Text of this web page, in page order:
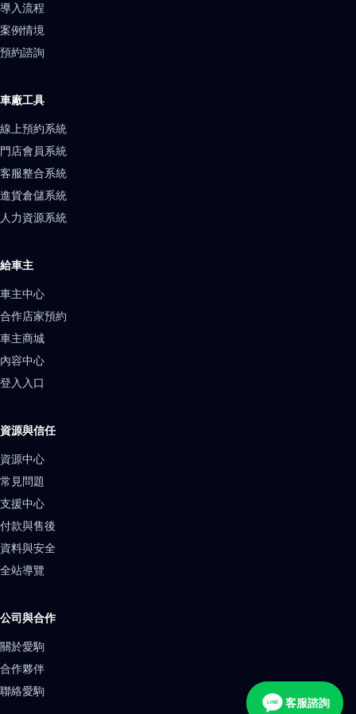
導入流程
案例情境
預約諮詢
車廠工具
線上預約系統
門店會員系統
客服整合系統
進貨倉儲系統
人力資源系統
給車主
車主中心
合作店家預約
車主商城
內容中心
登入入口
資源與信任
資源中心
常見問題
支援中心
付款與售後
資料與安全
全站導覽
公司與合作
關於愛駒
合作夥伴
聯絡愛駒
LINE 客服諮詢